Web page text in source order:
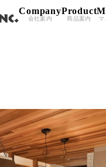
Company
会社案内
Product
商品案内 マ